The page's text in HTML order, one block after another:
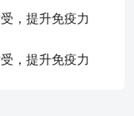
，提升免疫力
，提升免疫力